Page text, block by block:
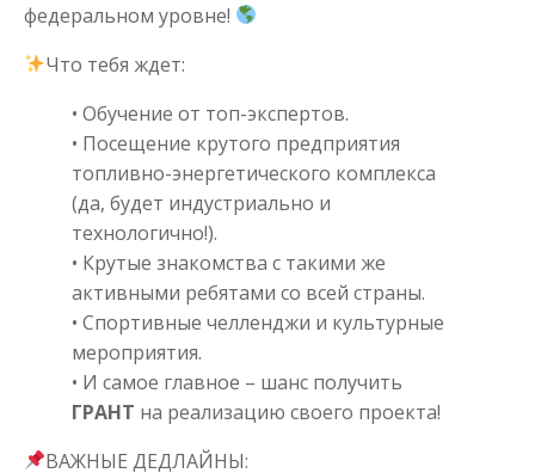
федеральном уровне!
Что тебя ждет:
• Обучение от топ-экспертов.
• Посещение крутого предприятия
топливно-энергетического комплекса
(да, будет индустриально и
технологично!).
• Крутые знакомства с такими же
активными ребятами со всей страны.
• Спортивные челленджи и культурные
мероприятия.
• И самое главное – шанс получить
ГРАНТ на реализацию своего проекта!
ВАЖНЫЕ ДЕДЛАЙНЫ: